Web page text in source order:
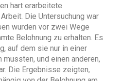
hart erarbeitete
Die Untersuchung war
wurden vor zwei Wege
Belohnung zu erhalten. Es
auf dem sie nur in einer
und einen anderen,
Die Ergebnisse zeigten,